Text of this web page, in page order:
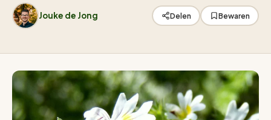
Jouke de Jong Delen Bewaren